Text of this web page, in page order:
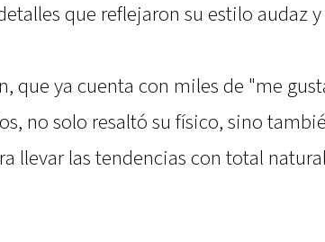
que reflejaron su estilo audaz
que ya cuenta con miles de "me
no solo resaltó su físico, sino
llevar las tendencias con total